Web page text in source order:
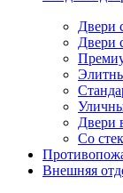
Двери
Двери
Двери
Cо
Внешняя